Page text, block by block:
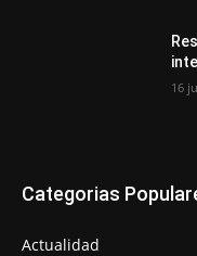
16
Categorias
Actualidad